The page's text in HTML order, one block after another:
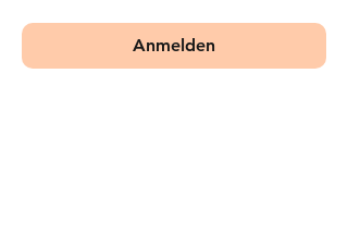
Anmelden